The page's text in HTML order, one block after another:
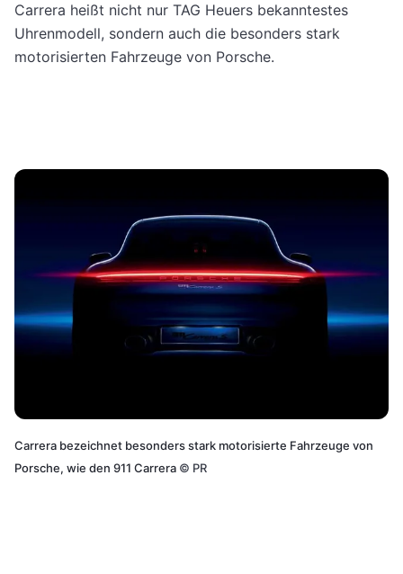
Carrera heißt nicht nur TAG Heuers bekanntestes
Uhrenmodell, sondern auch die besonders stark
motorisierten Fahrzeuge von Porsche.
Carrera bezeichnet besonders stark motorisierte Fahrzeuge von
Porsche, wie den 911 Carrera © PR